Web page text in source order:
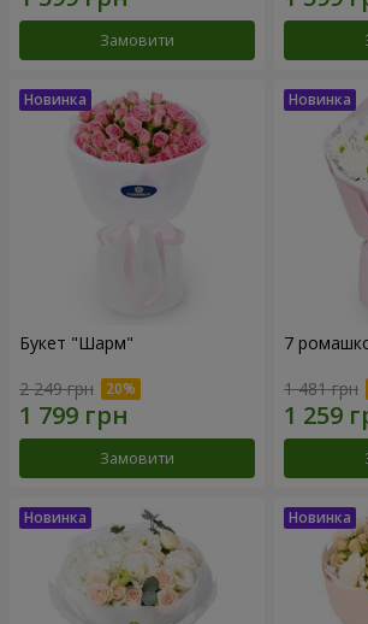
Замовити
Букет "Шарм"
2 249 грн
Замовити
7
1 481 грн